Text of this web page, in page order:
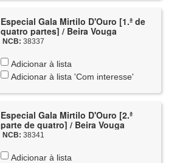
Especial Gala Mirtilo D'Ouro [1.ª de
quatro partes] / Beira Vouga
NCB: 38337
Adicionar à lista
Adicionar à lista 'Com interesse'
Especial Gala Mirtilo D'Ouro [2.ª
parte de quatro] / Beira Vouga
NCB: 38341
Adicionar à lista